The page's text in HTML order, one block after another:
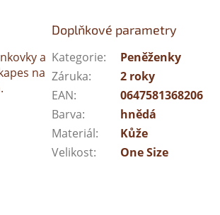
a
na
Doplňkové parametry
Kategorie:
Peněženky
Záruka:
2 roky
EAN:
0647581368206
Barva:
hnědá
Materiál:
Kůže
Velikost: One Size